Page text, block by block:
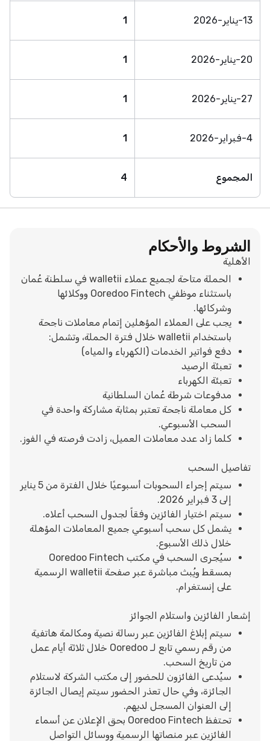
13-يناير-2026 1
20-يناير-2026 1
27-يناير-2026 1
4-فبراير-2026 1
المجموع 4
الشروط والأحكام
الأهلية
الحملة متاحة لجميع عملاء walletii في سلطنة عُمان
باستثناء موظفي Ooredoo Fintech ووكلائها
وشركائها.
يجب على العملاء المؤهلين إتمام معاملات ناجحة
باستخدام walletii خلال فترة الحملة، وتشمل:
دفع فواتير الخدمات (الكهرباء والمياه)
تعبئة الرصيد
تعبئة الكهرباء
مدفوعات شرطة عُمان السلطانية
كل معاملة ناجحة تعتبر بمثابة مشاركة واحدة في
السحب الأسبوعي.
كلما زاد عدد معاملات العميل، زادت فرصته في الفوز.
تفاصيل السحب
سيتم إجراء السحوبات أسبوعيًا خلال الفترة من 5 يناير
إلى 3 فبراير 2026.
سيتم اختيار الفائزين وفقاً لجدول السحب أعلاه.
يشمل كل سحب أسبوعي جميع المعاملات المؤهلة
خلال ذلك الأسبوع.
سيُجرى السحب في مكتب Ooredoo Fintech
بمسقط ويُبث مباشرة عبر صفحة walletii الرسمية
على إنستغرام.
إشعار الفائزين واستلام الجوائز
سيتم إبلاغ الفائزين عبر رسالة نصية ومكالمة هاتفية
من رقم رسمي تابع لـ Ooredoo خلال ثلاثة أيام عمل
من تاريخ السحب.
سيُدعى الفائزون للحضور إلى مكتب الشركة لاستلام
الجائزة، وفي حال تعذر الحضور سيتم إيصال الجائزة
إلى العنوان المسجل لديهم.
تحتفظ Ooredoo Fintech بحق الإعلان عن أسماء
الفائزين عبر منصاتها الرسمية ووسائل التواصل